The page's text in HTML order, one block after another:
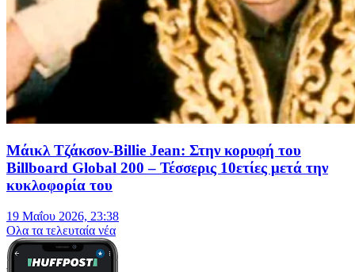
Μάικλ Τζάκσον-Billie Jean: Στην κορυφή του
Billboard Global 200 – Τέσσερις 10ετίες μετά την
κυκλοφορία του
19 Μαΐου 2026, 23:38
Oλα τα τελευταία νέα